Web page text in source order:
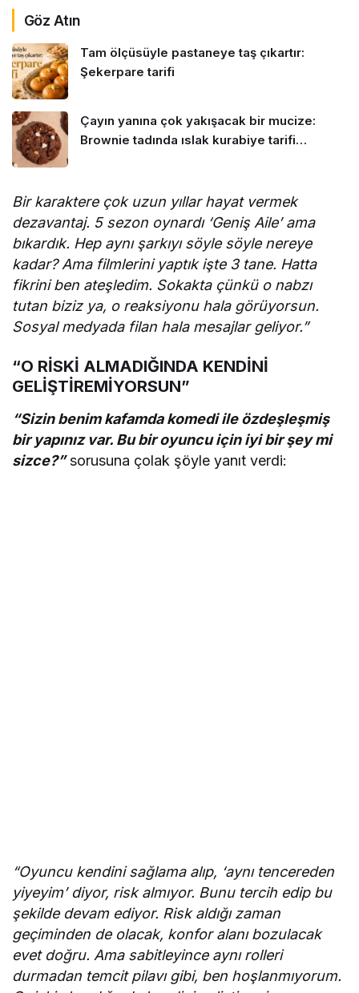
Göz Atın
Tam ölçüsüyle pastaneye taş çıkartır:
Şekerpare tarifi
Çayın yanına çok yakışacak bir mucize:
Brownie tadında ıslak kurabiye tarifi…
Bir karaktere çok uzun yıllar hayat vermek
dezavantaj. 5 sezon oynardı ‘Geniş Aile’ ama
bıkardık. Hep aynı şarkıyı söyle söyle nereye
kadar? Ama filmlerini yaptık işte 3 tane. Hatta
fikrini ben ateşledim. Sokakta çünkü o nabzı
tutan biziz ya, o reaksiyonu hala görüyorsun.
Sosyal medyada filan hala mesajlar geliyor.”
“O RİSKİ ALMADIĞINDA KENDİNİ
GELİŞTİREMİYORSUN”
“Sizin benim kafamda komedi ile özdeşleşmiş
bir yapınız var. Bu bir oyuncu için iyi bir şey mi
sizce?”sorusuna çolak şöyle yanıt verdi:
“Oyuncu kendini sağlama alıp, ‘aynı tencereden
yiyeyim’ diyor, risk almıyor. Bunu tercih edip bu
şekilde devam ediyor. Risk aldığı zaman
geçiminden de olacak, konfor alanı bozulacak
evet doğru. Ama sabitleyince aynı rolleri
durmadan temcit pilavı gibi, ben hoşlanmıyorum.